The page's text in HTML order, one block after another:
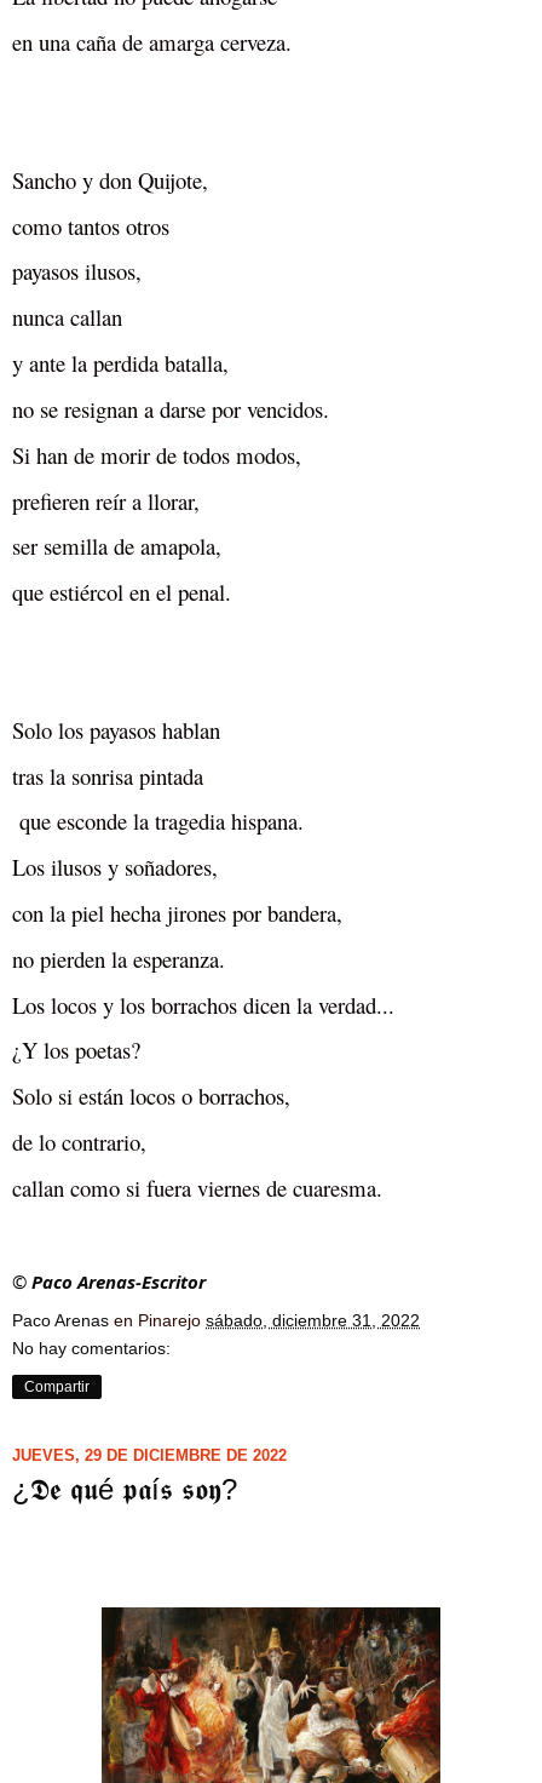
en una caña de amarga cerveza.
Sancho y don Quijote,
como tantos otros
payasos ilusos,
nunca callan
y ante la perdida batalla,
no se resignan a darse por vencidos.
Si han de morir de todos modos,
prefieren reír a llorar,
ser semilla de amapola,
que estiércol en el penal.
Solo los payasos hablan
tras la sonrisa pintada
que esconde la tragedia hispana.
Los ilusos y soñadores,
con la piel hecha jirones por bandera,
no pierden la esperanza.
Los locos y los borrachos dicen la verdad...
¿Y los poetas?
Solo si están locos o borrachos,
de lo contrario,
callan como si fuera viernes de cuaresma.
© Paco Arenas-Escritor
Paco Arenas en Pinarejo sábado, diciembre 31, 2022
No hay comentarios:
Compartir
JUEVES, 29 DE DICIEMBRE DE 2022
¿𝕯𝖊 𝖖𝖚é 𝖕𝖆í𝖘 𝖘𝖔𝖞?